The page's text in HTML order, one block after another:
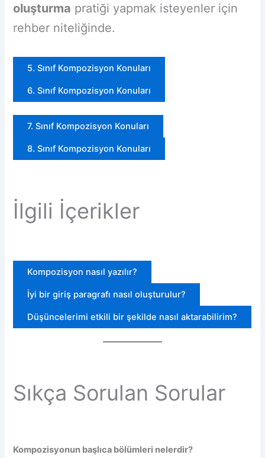
oluşturma pratiği yapmak isteyenler için
rehber niteliğinde.
5. Sınıf Kompozisyon Konuları
6. Sınıf Kompozisyon Konuları
7. Sınıf Kompozisyon Konuları
8. Sınıf Kompozisyon Konuları
İlgili İçerikler
Kompozisyon nasıl yazılır?
İyi bir giriş paragrafı nasıl oluşturulur?
Düşüncelerimi etkili bir şekilde nasıl aktarabilirim?
Sıkça Sorulan Sorular
Kompozisyonun başlıca bölümleri nelerdir?